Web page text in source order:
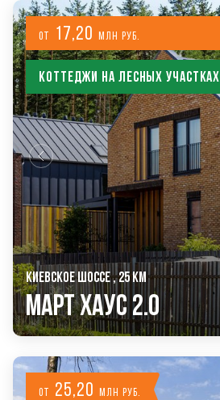
от 17,20 млн руб.
Коттеджи на лесных участках
КИЕВСКОЕ ШОССЕ , 25 КМ
Март Хаус 2.0
от 25,20 млн руб.